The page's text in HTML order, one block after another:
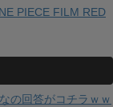
PIECE FILM RED
の回答がコチラｗｗ